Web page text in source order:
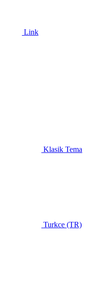
Link
Klasik Tema
Turkce (TR)